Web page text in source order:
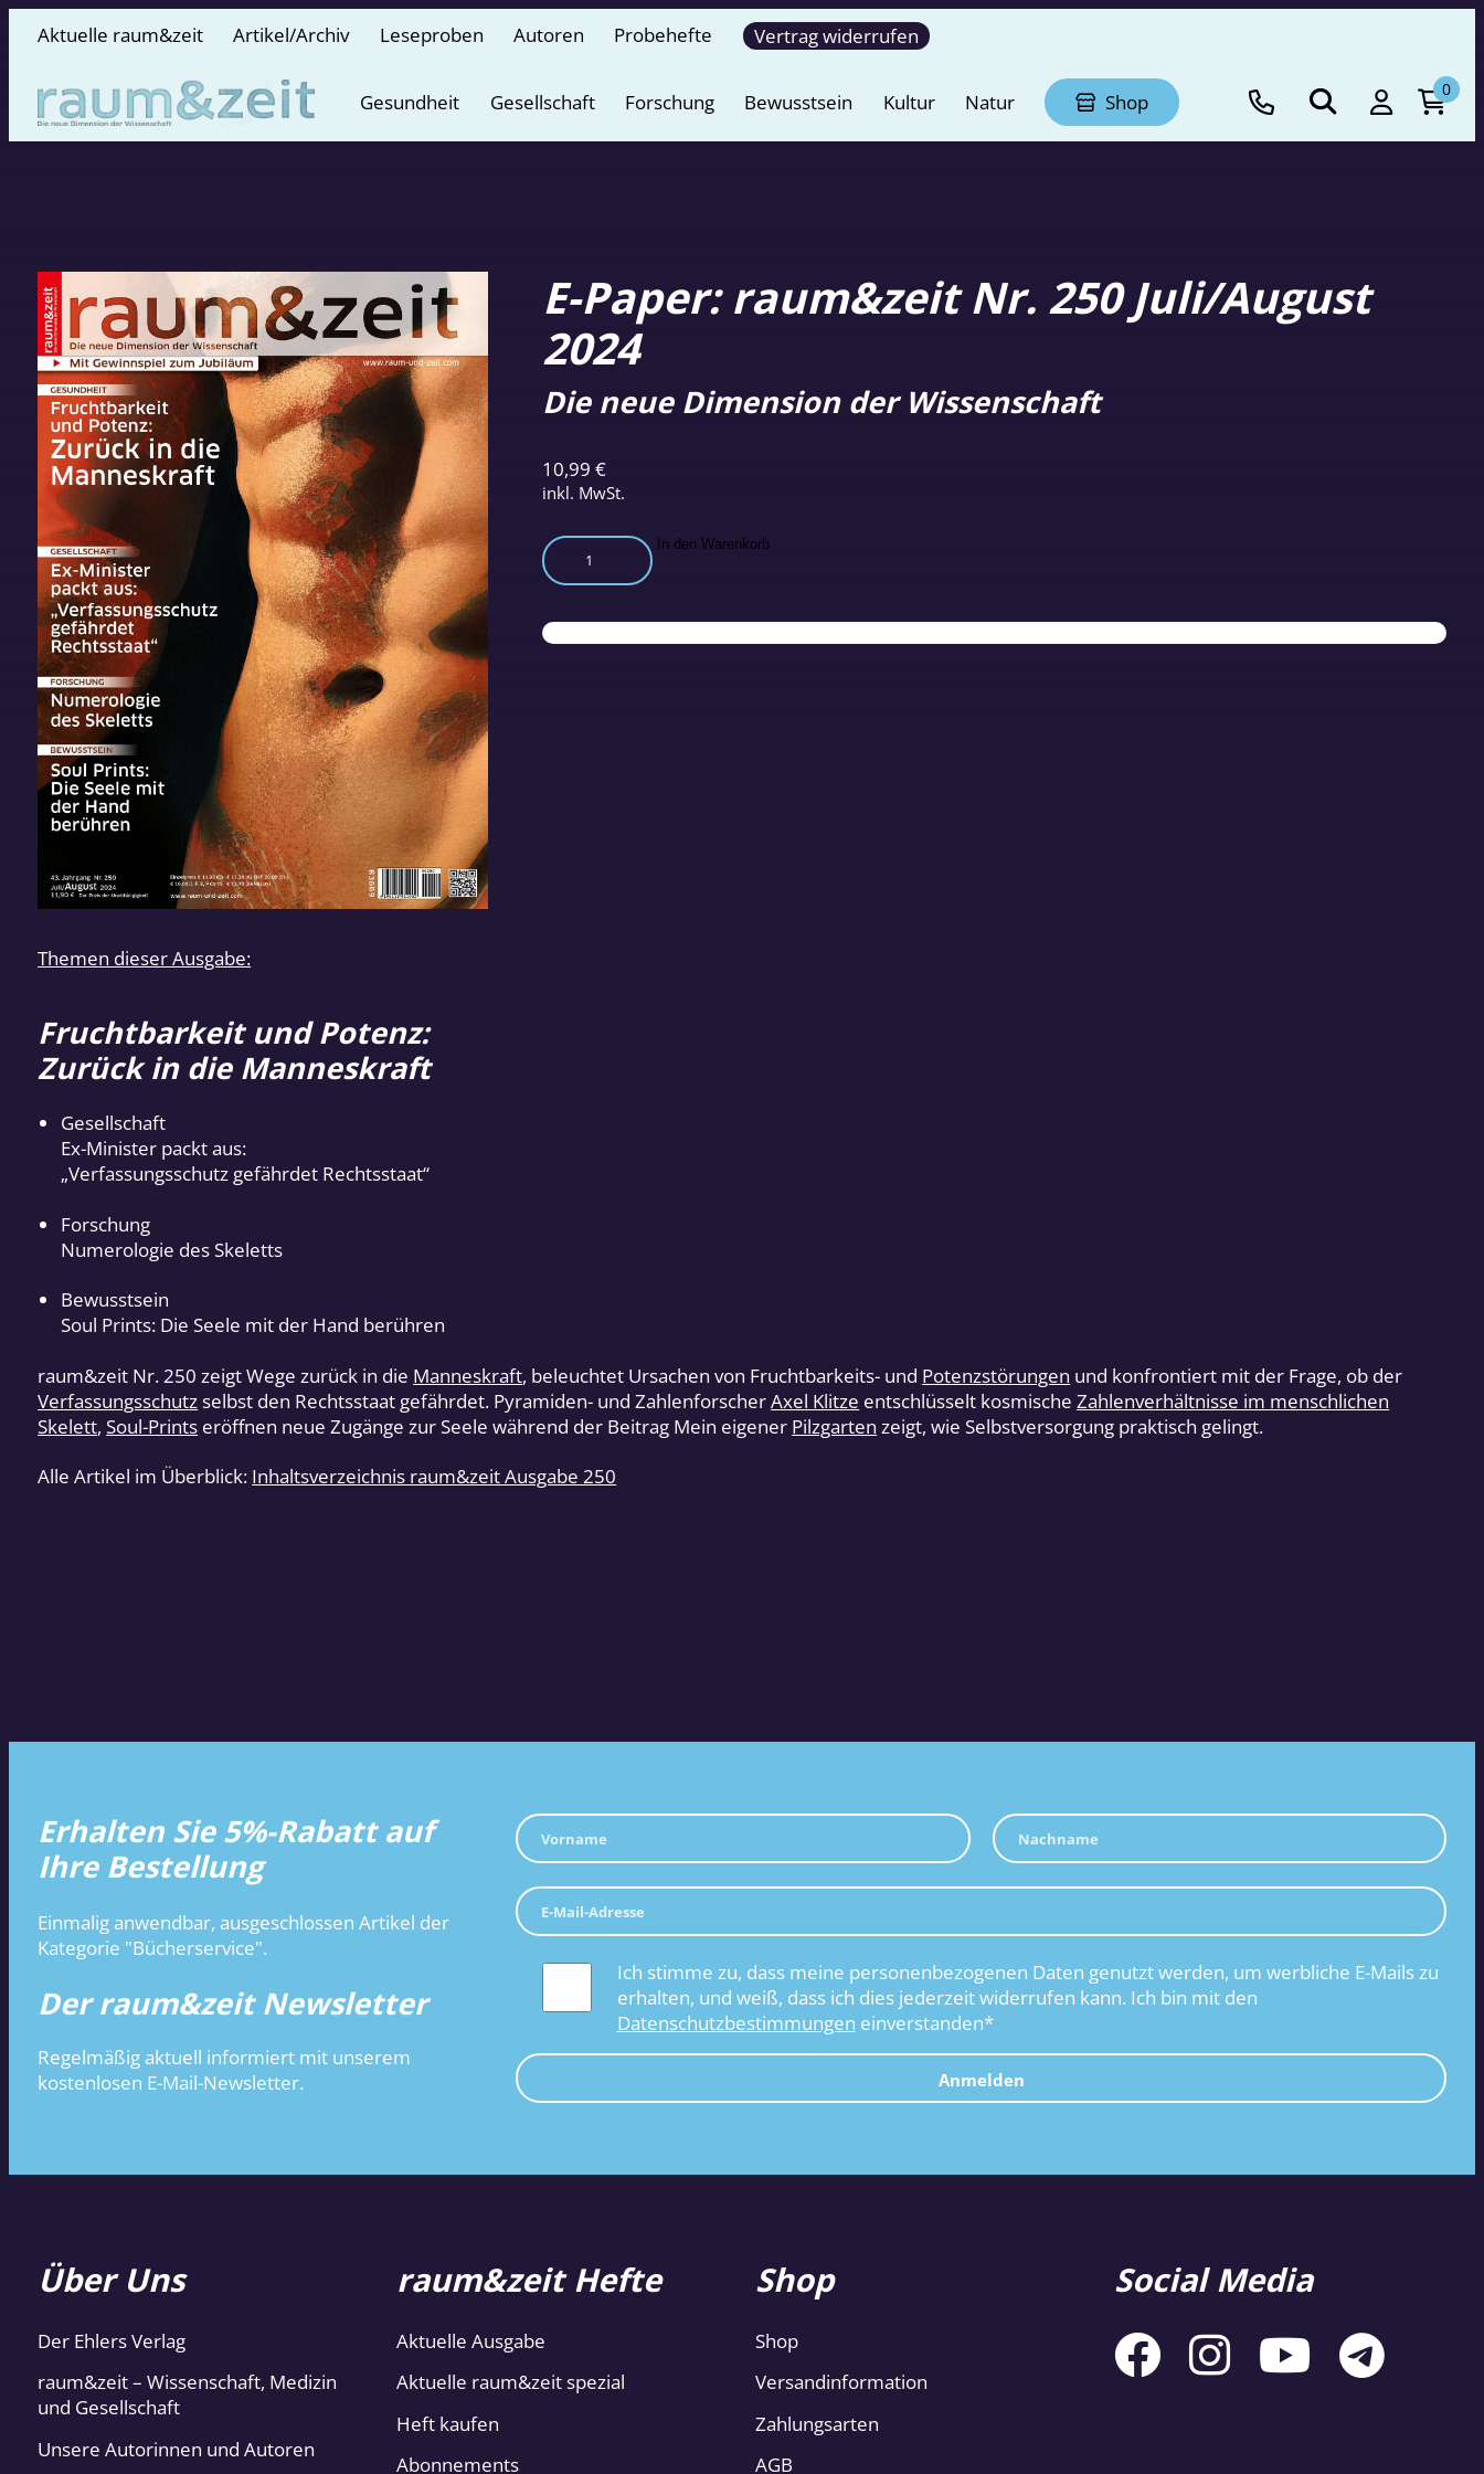
Aktuelle raum&zeit Artikel/Archiv Leseproben Autoren Probehefte Vertrag widerrufen
Gesundheit Gesellschaft Forschung Bewusstsein Kultur Natur Shop
0
E-Paper: raum&zeit Nr. 250 Juli/August
2024
10,99 €
inkl. MwSt.
Die neue Dimension der Wissenschaft
E-
Paper:
Nr.
250
In den Warenkorb
Themen dieser Ausgabe:
Fruchtbarkeit und Potenz:
Zurück in die Manneskraft
Gesellschaft
Ex-Minister packt aus:
„Verfassungsschutz gefährdet Rechtsstaat“
Forschung
Numerologie des Skeletts
Bewusstsein
Soul Prints: Die Seele mit der Hand berühren
raum&zeit Nr. 250 zeigt Wege zurück in die Manneskraft, beleuchtet Ursachen von Fruchtbarkeits- und Potenzstörungen und konfrontiert mit der Frage, ob der
Verfassungsschutzselbst den Rechtsstaat gefährdet. Pyramiden- und ZahlenforscherAxel Klitze entschlüsselt kosmischeZahlenverhältnisse im menschlichen
Skelett,Soul-Prints eröffnen neue Zugänge zur Seele während der Beitrag Mein eigener Pilzgarten zeigt, wie Selbstversorgung praktisch gelingt.
Alle Artikel im Überblick: Inhaltsverzeichnis raum&zeit Ausgabe 250
Erhalten Sie 5%-Rabatt auf
Ihre Bestellung
Einmalig anwendbar, ausgeschlossen Artikel der
Kategorie "Bücherservice".
Der raum&zeit Newsletter
Regelmäßig aktuell informiert mit unserem
kostenlosen E-Mail-Newsletter.
Ich stimme zu, dass meine personenbezogenen Daten genutzt werden, um werbliche E-Mails zu
erhalten, und weiß, dass ich dies jederzeit widerrufen kann. Ich bin mit den
Datenschutzbestimmungen einverstanden*
Anmelden
Über Uns
Der Ehlers Verlag
raum&zeit – Wissenschaft, Medizin
und Gesellschaft
Unsere Autorinnen und Autoren
raum&zeit Hefte
Aktuelle Ausgabe
Aktuelle raum&zeit spezial
Heft kaufen
Abonnements
Shop
Shop
Versandinformation
Zahlungsarten
AGB
Social Media